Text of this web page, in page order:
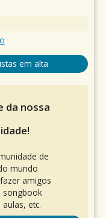
em alta
da nossa
de
mundo
amigos
songbook
etc.